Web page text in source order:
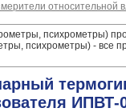
относительной
психрометры)
психрометры) - все